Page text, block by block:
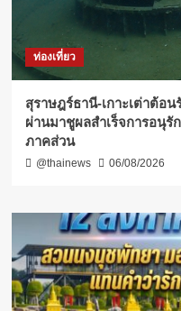
ท่องเที่ยว
สุราษฎร์ธานี-เกาะเต่าต้อ
ผ่านมาชูผลสำเร็จการอนุรั
ภาคส่วน
@thainews 06/08/2026